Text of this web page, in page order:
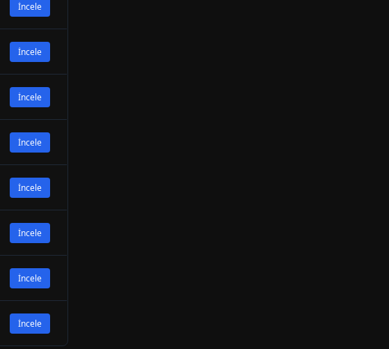
İncele
İncele
İncele
İncele
İncele
İncele
İncele
İncele